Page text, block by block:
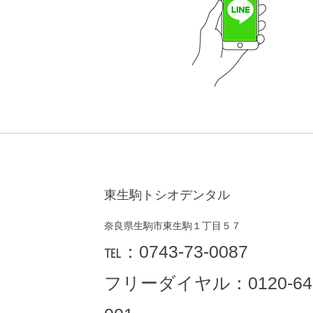
東生駒トシオデンタル
奈良県生駒市東生駒１丁目５７
​℡： 0743-73-0087
フリーダイヤル：0120-